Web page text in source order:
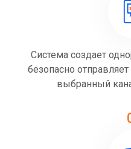
Система создает
безопасно
выбранный